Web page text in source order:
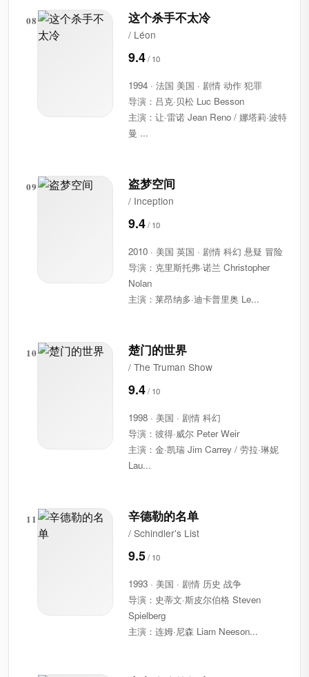
08 这个杀手不太冷
/ Léon
9.4
1994 · 法国 美国 · 剧情 动作 犯罪
导演：吕克·贝松 Luc Besson
主演：让·雷诺 Jean Reno / 娜塔莉·波特
曼 ...
09 盗梦空间
/ Inception
9.4
2010 · 美国 英国 · 剧情 科幻 悬疑 冒险
导演：克里斯托弗·诺兰 Christopher
Nolan
主演：莱昂纳多·迪卡普里奥 Le...
10 楚门的世界
/ The Truman Show
9.4
1998 · 美国 · 剧情 科幻
导演：彼得·威尔 Peter Weir
主演：金·凯瑞 Jim Carrey / 劳拉·琳妮
Lau...
11 辛德勒的名单
/ Schindler's List
9.5
1993 · 美国 · 剧情 历史 战争
导演：史蒂文·斯皮尔伯格 Steven
Spielberg
主演：连姆·尼森 Liam Neeson...